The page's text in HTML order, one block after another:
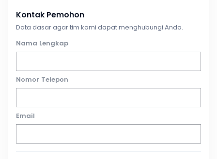
Kontak Pemohon
Data dasar agar tim kami dapat menghubungi Anda.
Nama Lengkap
Nomor Telepon
Email